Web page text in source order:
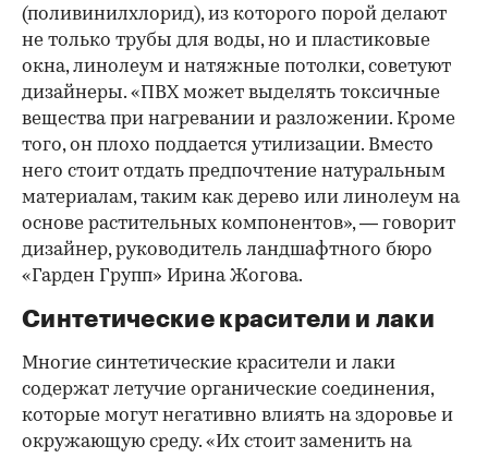
(поливинилхлорид), из которого порой делают
не только трубы для воды, но и пластиковые
окна, линолеум и натяжные потолки, советуют
дизайнеры. «ПВХ может выделять токсичные
вещества при нагревании и разложении. Кроме
того, он плохо поддается утилизации. Вместо
него стоит отдать предпочтение натуральным
материалам, таким как дерево или линолеум на
основе растительных компонентов», — говорит
дизайнер, руководитель ландшафтного бюро
«Гарден Групп» Ирина Жогова.
Синтетические красители и лаки
Многие синтетические красители и лаки
содержат летучие органические соединения,
которые могут негативно влиять на здоровье и
окружающую среду. «Их стоит заменить на